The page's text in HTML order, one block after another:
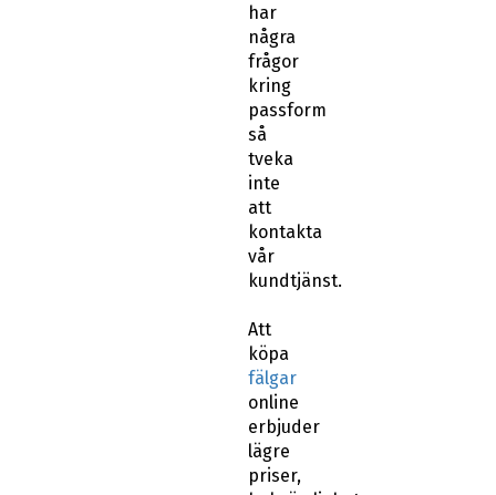
har
några
frågor
kring
passform
så
tveka
inte
att
kontakta
vår
kundtjänst.
Att
köpa
fälgar
online
erbjuder
lägre
priser,